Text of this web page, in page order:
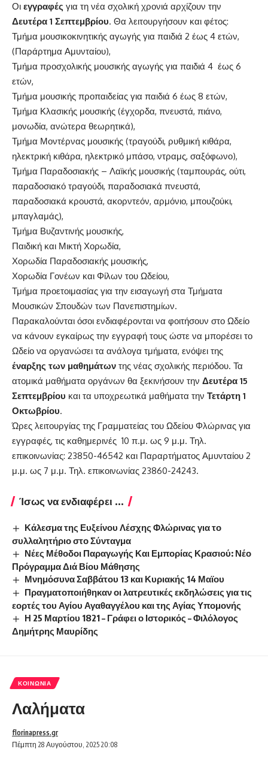
Οι εγγραφές για τη νέα σχολική χρονιά αρχίζουν την
Δευτέρα 1 Σεπτεμβρίου. Θα λειτουργήσουν και φέτος:
Τμήμα μουσικοκινητικής αγωγής για παιδιά 2 έως 4 ετών,
(Παράρτημα Αμυνταίου),
Τμήμα προσχολικής μουσικής αγωγής για παιδιά 4 έως 6
ετών,
Τμήμα μουσικής προπαιδείας για παιδιά 6 έως 8 ετών,
Τμήμα Κλασικής μουσικής (έγχορδα, πνευστά, πιάνο,
μονωδία, ανώτερα θεωρητικά),
Τμήμα Μοντέρνας μουσικής (τραγούδι, ρυθμική κιθάρα,
ηλεκτρική κιθάρα, ηλεκτρικό μπάσο, ντραμς, σαξόφωνο),
Τμήμα Παραδοσιακής – Λαϊκής μουσικής (ταμπουράς, ούτι,
παραδοσιακό τραγούδι, παραδοσιακά πνευστά,
παραδοσιακά κρουστά, ακορντεόν, αρμόνιο, μπουζούκι,
μπαγλαμάς),
Τμήμα Βυζαντινής μουσικής,
Παιδική και Μικτή Χορωδία,
Χορωδία Παραδοσιακής μουσικής,
Χορωδία Γονέων και Φίλων του Ωδείου,
Τμήμα προετοιμασίας για την εισαγωγή στα Τμήματα
Μουσικών Σπουδών των Πανεπιστημίων.
Παρακαλούνται όσοι ενδιαφέρονται να φοιτήσουν στο Ωδείο
να κάνουν εγκαίρως την εγγραφή τους ώστε να μπορέσει το
Ωδείο να οργανώσει τα ανάλογα τμήματα, ενόψει της
έναρξης των μαθημάτων της νέας σχολικής περιόδου. Τα
ατομικά μαθήματα οργάνων θα ξεκινήσουν την Δευτέρα 15
Σεπτεμβρίου και τα υποχρεωτικά μαθήματα την Τετάρτη 1
Οκτωβρίου.
Ώρες λειτουργίας της Γραμματείας του Ωδείου Φλώρινας για
εγγραφές, τις καθημερινές 10 π.μ. ως 9 μ.μ. Τηλ.
επικοινωνίας: 23850-46542 και Παραρτήματος Αμυνταίου 2
μ.μ. ως 7 μ.μ. Τηλ. επικοινωνίας 23860-24243.
Ίσως να ενδιαφέρει ...
Κάλεσμα της Ευξείνου Λέσχης Φλώρινας για το
συλλαλητήριο στο Σύνταγμα
Νέες Μέθοδοι Παραγωγής Και Εμπορίας Κρασιού: Νέο
Πρόγραμμα Διά Βίου Μάθησης
Μνημόσυνα Σαββάτου 13 και Κυριακής 14 Μαϊου
Πραγματοποιήθηκαν οι λατρευτικές εκδηλώσεις για τις
εορτές του Αγίου Αγαθαγγέλου και της Αγίας Υπομονής
Η 25 Μαρτίου 1821 – Γράφει ο Ιστορικός – Φιλόλογος
Δημήτρης Μαυρίδης
ΚΟΙΝΩΝΊΑ
Λαλήματα
Πέμπτη 28 Αυγούστου, 2025 20:08
florinapress.gr